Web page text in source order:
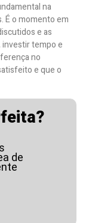
na
É o momento em
e as
investir tempo e
no
e que o
de